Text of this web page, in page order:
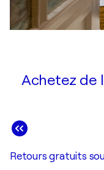
Achetez de
Retours gratuits